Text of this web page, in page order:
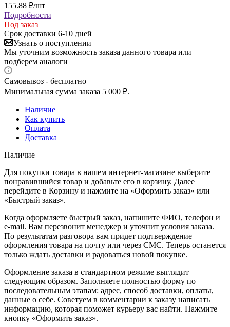
155.88 ₽/шт
Подробности
Под заказ
Срок доставки 6-10 дней
Узнать о поступлении
Мы уточним возможность заказа данного товара или
подберем аналоги
Самовывоз - бесплатно
Минимальная сумма заказа 5 000 ₽.
Наличие
Как купить
Оплата
Доставка
Наличие
Для покупки товара в нашем интернет-магазине выберите
понравившийся товар и добавьте его в корзину. Далее
перейдите в Корзину и нажмите на «Оформить заказ» или
«Быстрый заказ».
Когда оформляете быстрый заказ, напишите ФИО, телефон и
e-mail. Вам перезвонит менеджер и уточнит условия заказа.
По результатам разговора вам придет подтверждение
оформления товара на почту или через СМС. Теперь останется
только ждать доставки и радоваться новой покупке.
Оформление заказа в стандартном режиме выглядит
следующим образом. Заполняете полностью форму по
последовательным этапам: адрес, способ доставки, оплаты,
данные о себе. Советуем в комментарии к заказу написать
информацию, которая поможет курьеру вас найти. Нажмите
кнопку «Оформить заказ».